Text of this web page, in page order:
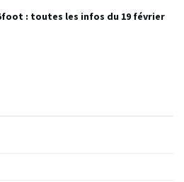
: toutes les infos du 19 février